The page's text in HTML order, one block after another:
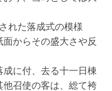
れた落成式の模様
からその盛大さや反
成に付、去る十一日棟
他召使の客は、総て袴